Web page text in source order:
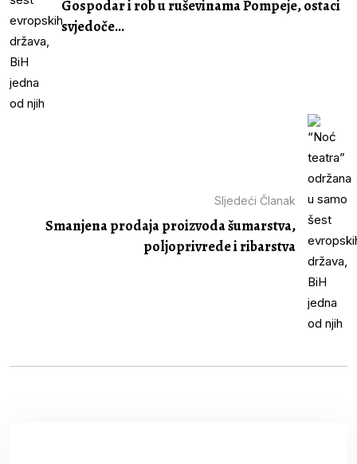
Gospodar i rob u ruševinama Pompeje, ostaci
svjedoče...
Sljedeći Članak
Smanjena prodaja proizvoda šumarstva,
poljoprivrede i ribarstva